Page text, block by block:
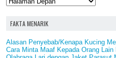
FAKTA MENARIK
Alasan Penyebab/Kenapa Kucing
Cara Minta Maaf Kepada Orang